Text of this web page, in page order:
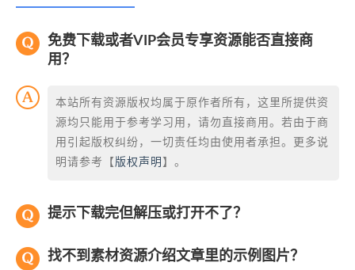
免费下载或者VIP会员专享资源能否直接商
用？
本站所有资源版权均属于原作者所有，这里所提供资
源均只能用于参考学习用，请勿直接商用。若由于商
用引起版权纠纷，一切责任均由使用者承担。更多说
明请参考【 版权声明 】。
提示下载完但解压或打开不了？
找不到素材资源介绍文章里的示例图片？